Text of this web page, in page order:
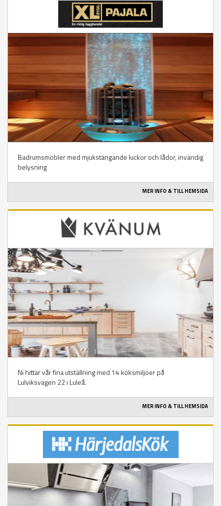
Badrumsmöbler med mjukstängande luckor och lådor, invändig
belysning
MER INFO & TILL HEMSIDA
Ni hittar vår fina utställning med 14 köksmiljöer på
Lulviksvägen 22 i Luleå.
MER INFO & TILL HEMSIDA